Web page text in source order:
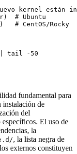
kernel están
# Ubuntu
# CentOS/Rocky
fundamental para
instalación de
del
El uso de
la
, la lista negra de
externos constituyen